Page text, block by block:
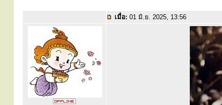
เมื่อ: 01 มิ.ย. 2025, 13:56